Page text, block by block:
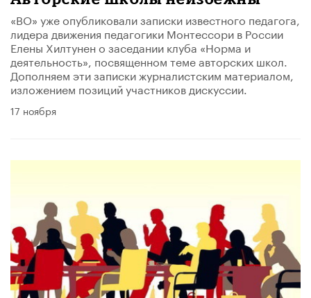
«ВО» уже опубликовали записки известного педагога,
лидера движения педагогики Монтессори в России
Елены Хилтунен о заседании клуба «Норма и
деятельность», посвященном теме авторских школ.
Дополняем эти записки журналистским материалом,
изложением позиций участников дискуссии.
17 ноября